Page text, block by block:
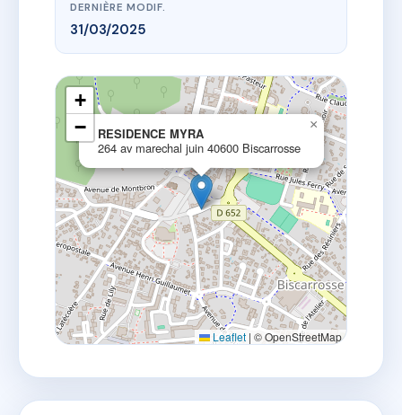
DERNIÈRE MODIF.
31/03/2025
RESIDENCE MYRA
264 av marechal juin 40600 Biscarrosse
×
+
−
Leaflet | © OpenStreetMap